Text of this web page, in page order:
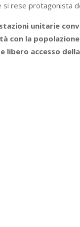
si rese protagonista
unitarie
con la
libero accesso